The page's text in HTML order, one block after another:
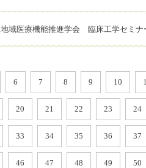
地域医療機能推進学会 臨床工学セミナ
6 7 8 9 10
20 21 22 23 24
33 34 35 36 37
46 47 48 49 50